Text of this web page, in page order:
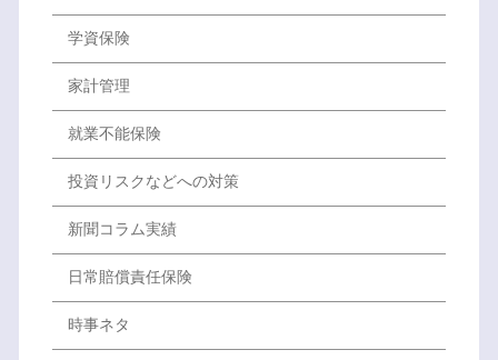
学資保険
家計管理
就業不能保険
投資リスクなどへの対策
新聞コラム実績
日常賠償責任保険
時事ネタ